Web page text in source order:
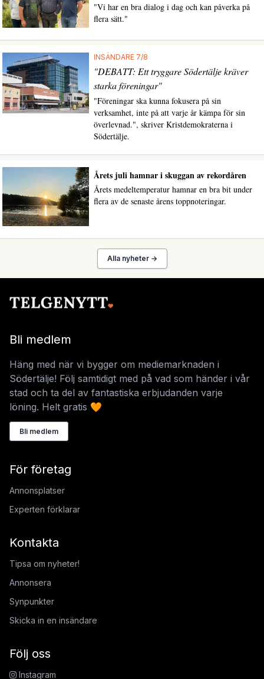
"Vi har en bra dialog i dag och kan påverka på
flera sätt."
INSÄNDARE 7/8
"DEBATT: Ett tryggare Södertälje kräver
starka föreningar"
"Föreningar ska kunna fokusera på sin
verksamhet, inte på att varje år kämpa för sin
överlevnad.", skriver Kristdemokraterna i
Södertälje.
Årets juli hamnar i skuggan av rekordåren
Årets medeltemperatur hamnar en bra bit under
flera av de senaste årens toppnoteringar.
Alla nyheter →
Bli medlem
Häng med när vi bygger om mediemarknaden i
Södertälje! Följ samtidigt med på vad som händer i vår
stad och ta del av fantastiska erbjudanden varje
löning. Helt gratis 🧡
Bli medlem
För företag
Annonsplatser
Experten förklarar
Kontakta
Tipsa om nyheter!
Annonsera
Synpunkter
Skicka in en insändare
Följ oss
Instagram